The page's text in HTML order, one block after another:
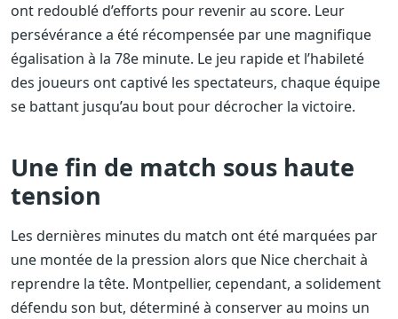
ont redoublé d’efforts pour revenir au score. Leur
persévérance a été récompensée par une magnifique
égalisation à la 78e minute. Le jeu rapide et l’habileté
des joueurs ont captivé les spectateurs, chaque équipe
se battant jusqu’au bout pour décrocher la victoire.
Une fin de match sous haute
tension
Les dernières minutes du match ont été marquées par
une montée de la pression alors que Nice cherchait à
reprendre la tête. Montpellier, cependant, a solidement
défendu son but, déterminé à conserver au moins un